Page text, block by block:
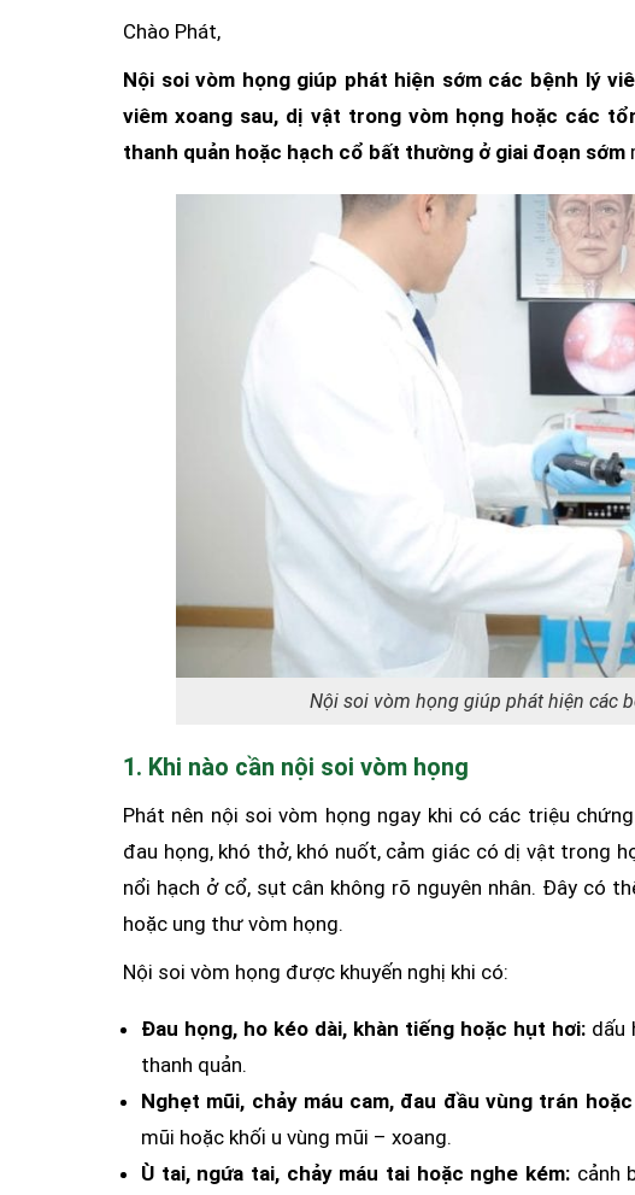
Chào Phát,
Nội soi vòm họng giúp phát hiện sớm các bệnh lý
viêm xoang sau, dị vật trong vòm họng hoặc các
thanh quản hoặc hạch cổ bất thường ở giai đoạn sớm
Nội soi vòm họng giúp phát hiện các
1. Khi nào cần nội soi vòm họng
Phát nên nội soi vòm họng ngay khi có các triệu
đau họng, khó thở, khó nuốt, cảm giác có dị vật trong
nổi hạch ở cổ, sụt cân không rõ nguyên nhân. Đây có
hoặc ung thư vòm họng.
Nội soi vòm họng được khuyến nghị khi có:
Đau họng, ho kéo dài, khàn tiếng hoặc hụt hơi: dấu
thanh quản.
Nghẹt mũi, chảy máu cam, đau đầu vùng trán
mũi hoặc khối u vùng mũi – xoang.
Ù tai, ngứa tai, chảy máu tai hoặc nghe kém:cảnh